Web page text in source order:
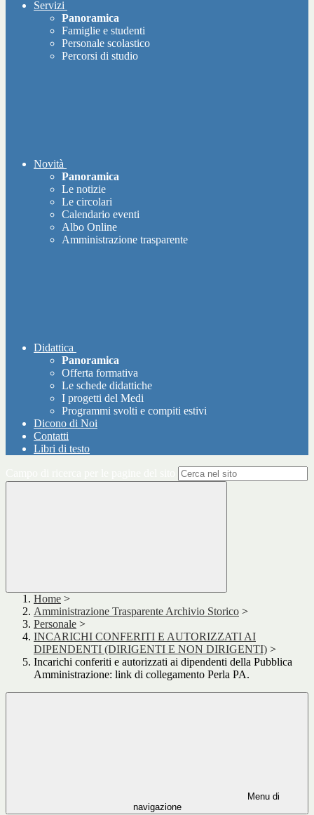
Servizi
Panoramica
Famiglie e studenti
Personale scolastico
Percorsi di studio
Novità
Panoramica
Le notizie
Le circolari
Calendario eventi
Albo Online
Amministrazione trasparente
Didattica
Panoramica
Offerta formativa
Le schede didattiche
I progetti del Medi
Programmi svolti e compiti estivi
Dicono di Noi
Contatti
Libri di testo
Home >
Amministrazione Trasparente Archivio Storico >
Personale >
INCARICHI CONFERITI E AUTORIZZATI AI
DIPENDENTI (DIRIGENTI E NON DIRIGENTI) >
Incarichi conferiti e autorizzati ai dipendenti della Pubblica
Amministrazione: link di collegamento Perla PA.
Menu di
navigazione